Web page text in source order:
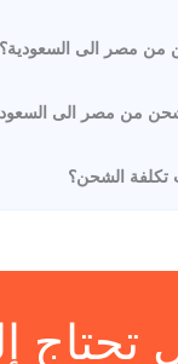
مصر الى السعودية؟
من مصر الى
الشحن؟
تحتاج